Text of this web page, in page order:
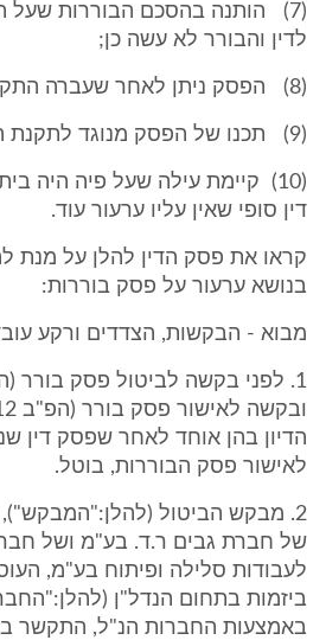
(7) הותנה בהסכם הבוררות
לדין והבורר לא עשה כן;
(8) הפסק ניתן לאחר שעברה התקופה לנתינתו;
(9) תכנו של הפסק מנוגד לתקנת הציבור;
(10) קיימת עילה שעל פיה היה
דין סופי שאין עליו ערעור עוד.
קראו את פסק הדין להלן על מנת
בנושא ערעור על פסק בוררות:
מבוא - הבקשות, הצדדים ורקע
הדיון בהן אוחד לאחר שפסק דין
לאישור פסק הבוררות, בוטל.
2. מבקש הביטול (להלן:"המבקש"),
של חברת גבים ר.ד. בע"מ ושל
לעבודות סלילה ופיתוח בע"מ,
ביזמות בתחום הנדל"ן
באמצעות החברות הנ"ל, התקשר